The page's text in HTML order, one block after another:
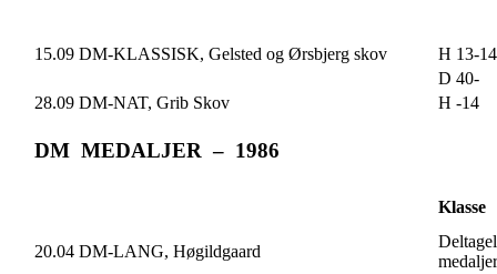
15.09 DM-KLASSISK, Gelsted og Ørsbjerg skov
H 13-14
D 40-
28.09 DM-NAT, Grib Skov
H -14
DM MEDALJER – 1986
Klasse
20.04 DM-LANG, Høgildgaard
medaljer